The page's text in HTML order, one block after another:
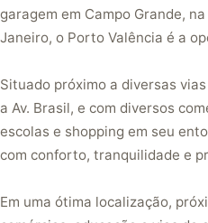
garagem em Campo Grande,
Janeiro, o Porto Valência é a
Situado próximo a diversas
a Av. Brasil, e com diversos
escolas e shopping em seu
com conforto, tranquilidade e
Em uma ótima localização,